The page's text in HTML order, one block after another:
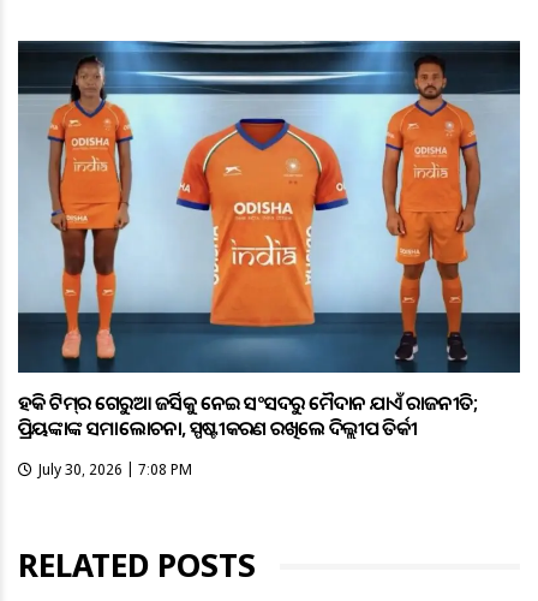
ହକି ଟିମ୍‌ର ଗେରୁଆ ଜର୍ସିକୁ ନେଇ ସଂସଦରୁ ମୈଦାନ ଯାଏଁ ରାଜନୀତି;
ପ୍ରିୟଙ୍କାଙ୍କ ସମାଲୋଚନା, ସ୍ପଷ୍ଟୀକରଣ ରଖିଲେ ଦିଲ୍ଲୀପ ତିର୍କୀ
July 30, 2026 | 7:08 PM
RELATED POSTS